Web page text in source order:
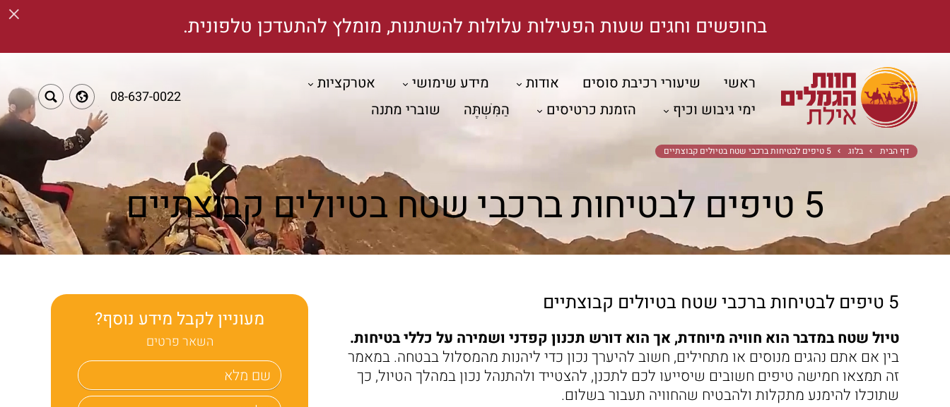
× בחופשים וחגים שעות הפעילות עלולות להשתנות, מומלץ להתעדכן טלפונית.
ראשי שיעורי רכיבת סוסים אודות מידע שימושי
אטרקציות
ימי גיבוש וכיף
הזמנת כרטיסים הַמִּשְׁתֶּה שוברי מתנה
08-637-0022
דף הבית בלוג 5 טיפים לבטיחות ברכבי שטח בטיולים קבוצתיים
5 טיפים לבטיחות ברכבי שטח בטיולים קבוצתיים
5 טיפים לבטיחות ברכבי שטח בטיולים קבוצתיים
טיול שטח במדבר הוא חוויה מיוחדת, אך הוא דורש תכנון קפדני ושמירה על כללי בטיחות.
בין אם אתם נהגים מנוסים או מתחילים, חשוב להיערך נכון כדי ליהנות מהמסלול בבטחה. במאמר
זה תמצאו חמישה טיפים חשובים שיסייעו לכם לתכנן, להצטייד ולהתנהל נכון במהלך הטיול, כך
שתוכלו להימנע מתקלות ולהבטיח שהחוויה תעבור בשלום.
מעוניין לקבל מידע נוסף?
השאר פרטים